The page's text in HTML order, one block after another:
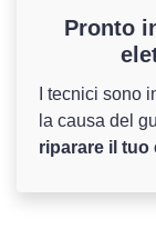
Pronto
I tecnici sono
la causa del
riparare il tuo